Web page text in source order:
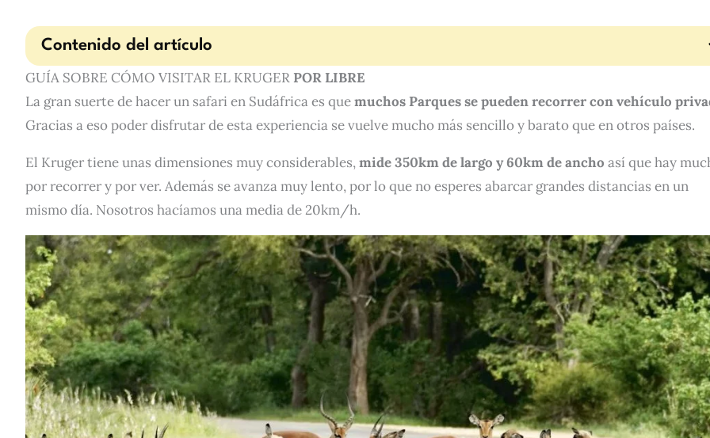
Contenido del artículo
GUÍA SOBRE CÓMO VISITAR EL KRUGER POR LIBRE
La gran suerte de hacer un safari en Sudáfrica es quemuchos Parques se pueden recorrer con vehículo
Gracias a eso poder disfrutar de esta experiencia se vuelve mucho más sencillo y barato que en otros países.
El Kruger tiene unas dimensiones muy considerables,mide 350km de largo y 60km de ancho así que hay
por recorrer y por ver. Además se avanza muy lento, por lo que no esperes abarcar grandes distancias en un
mismo día. Nosotros hacíamos una media de 20km/h.